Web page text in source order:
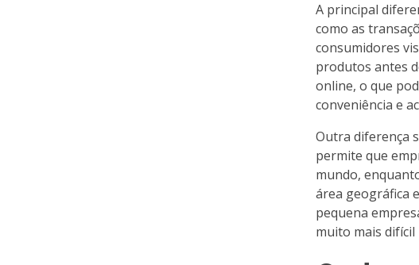
A principal
como as
consumidores
produtos antes
online, o que
conveniência e
Outra diferença
permite que
mundo,
área geográfica
pequena
muito mais